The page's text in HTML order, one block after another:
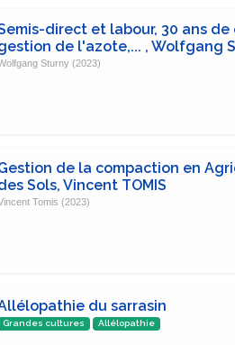
direct et labour, 30 ans
de l'azote,... , Wolfgang
Sturny (2023)
de la compaction en
Sols, Vincent TOMIS
Tomis (2023)
du sarrasin
Grandes cultures Allélopathie